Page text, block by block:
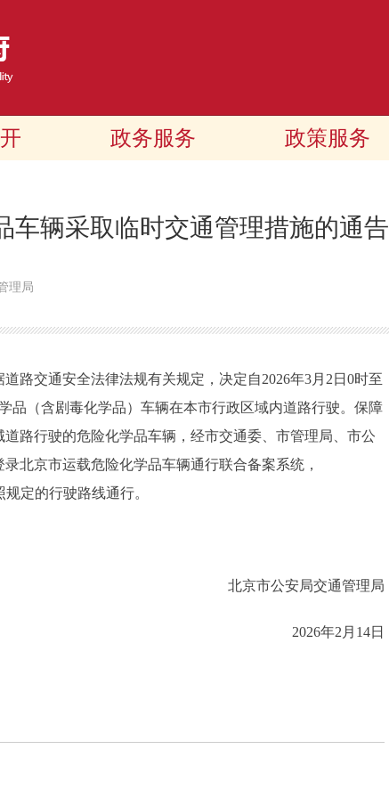
政务服务 政策服务
车辆采取临时交通管理措施的通告
理局
交通安全法律法规有关规定，决定自2026年3月2日0时至
品（含剧毒化学品）车辆在本市行政区域内道路行驶。保障
路行驶的危险化学品车辆，经市交通委、市管理局、市公
北京市运载危险化学品车辆通行联合备案系统，
规定的行驶路线通行。
北京市公安局交通管理局
2026年2月14日